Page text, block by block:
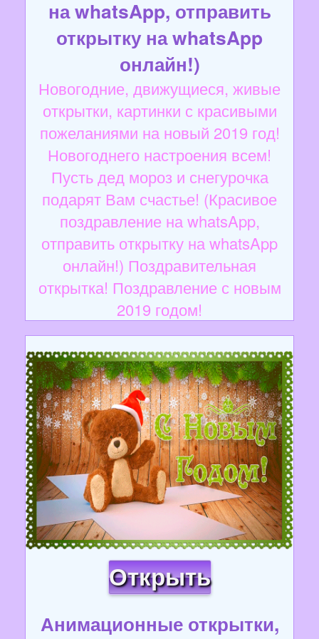
на whatsApp, отправить
открытку на whatsApp
онлайн!)
Новогодние, движущиеся, живые
открытки, картинки с красивыми
пожеланиями на новый 2019 год!
Новогоднего настроения всем!
Пусть дед мороз и снегурочка
подарят Вам счастье! (Красивое
поздравление на whatsApp,
отправить открытку на whatsApp
онлайн!) Поздравительная
открытка! Поздравление с новым
2019 годом!
Открыть
Анимационные открытки,